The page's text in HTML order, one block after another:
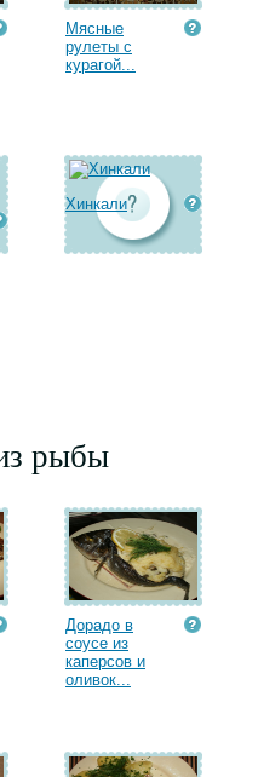
Мясные
рулеты с
курагой...
Хинкали
рыбы
Дорадо в
соусе из
каперсов и
оливок...